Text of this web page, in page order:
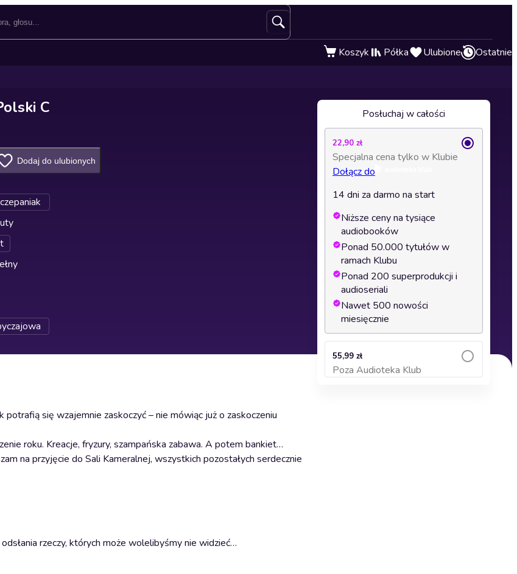
Koszyk Półka Ulubione Ostatnie
C
Dodaj do ulubionych
się wzajemnie zaskoczyć – nie mówiąc już o zaskoczeniu
roku. Kreacje, fryzury, szampańska zabawa. A potem bankiet…
na przyjęcie do Sali Kameralnej, wszystkich pozostałych serdecznie
rzeczy, których może wolelibyśmy nie widzieć…
Posłuchaj w całości
22,90 zł
Specjalna cena tylko w Klubie
Dołącz do
14 dni za darmo na start
Niższe ceny na tysiące
audiobooków
Ponad 50.000 tytułów w
ramach Klubu
Ponad 200 superprodukcji i
audioseriali
Nawet 500 nowości
miesięcznie
55,99 zł
Poza Audioteka Klub
Dodaj do koszyka